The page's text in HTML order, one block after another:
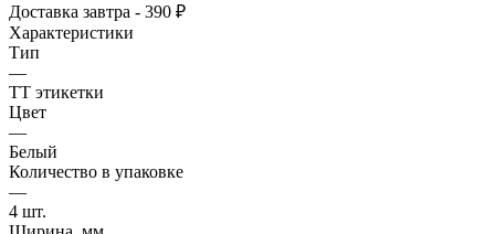
Доставка завтра - 390 ₽
Характеристики
Тип
—
ТТ этикетки
Цвет
—
Белый
Количество в упаковке
—
4 шт.